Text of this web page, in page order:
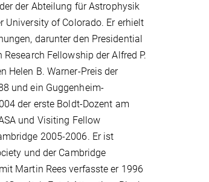
der Abteilung für Astrophysik
University of Colorado. Er erhielt
darunter den Presidential
Fellowship der Alfred P.
Helen B. Warner-Preis der
und ein Guggenheim-
der erste Boldt-Dozent am
und Visiting Fellow
2005-2006. Er ist
und der Cambridge
Martin Rees verfasste er 1996